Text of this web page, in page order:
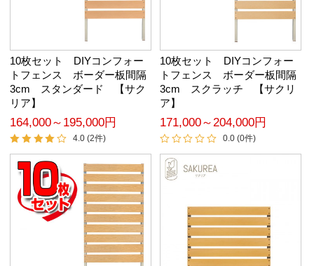
10枚セット DIYコンフォー
トフェンス ボーダー板間隔
3cm スタンダード 【サク
リア】
164,000～195,000円
4.0 (2件)
10枚セット DIYコンフォー
トフェンス ボーダー板間隔
3cm スクラッチ 【サクリ
ア】
171,000～204,000円
0.0 (0件)